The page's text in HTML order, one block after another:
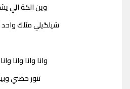
وين الكة الي
شيلگيلي مثلك
وانا وانا وانا
تنور حضني